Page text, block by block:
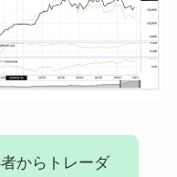
からトレーダ